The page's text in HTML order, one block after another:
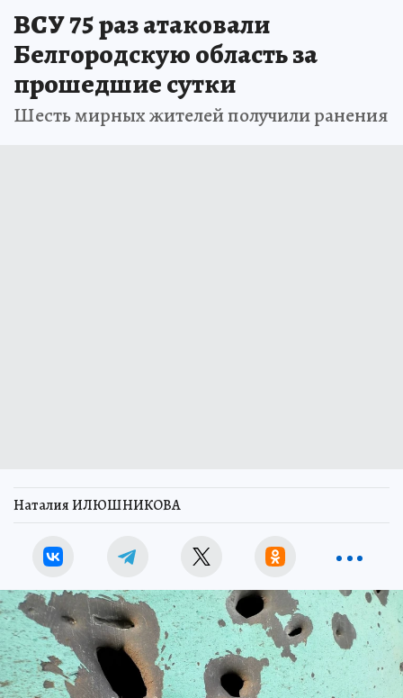
ВСУ 75 раз атаковали
Белгородскую область за
прошедшие сутки
Шесть мирных жителей получили ранения
Наталия ИЛЮШНИКОВА